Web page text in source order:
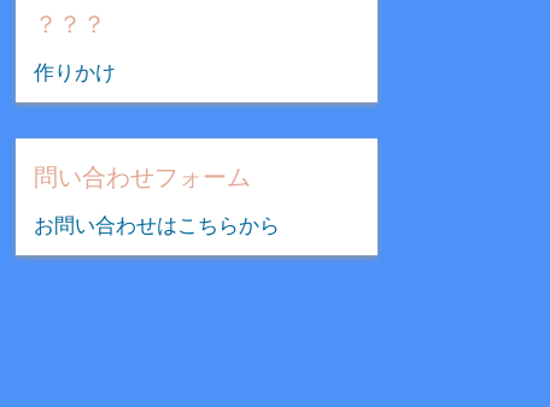
リ
？？？
作りかけ
問い合わせフォーム
お問い合わせはこちらから